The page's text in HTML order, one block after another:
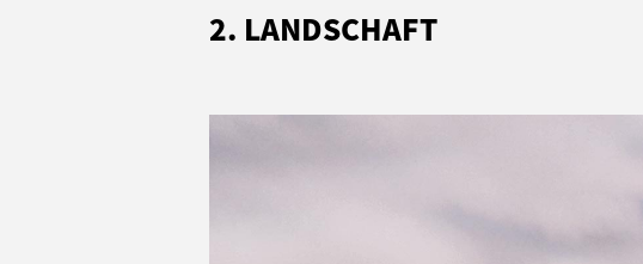
2. LANDSCHAFT